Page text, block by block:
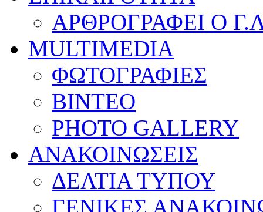
ΑΡΘΡΟΓΡΑΦΕΙ Ο
MULTIMEDIA
ΦΩΤΟΓΡΑΦΙΕΣ
ΒΙΝΤΕΟ
PHOTO GALLERY
ΑΝΑΚΟΙΝΩΣΕΙΣ
ΔΕΛΤΙΑ ΤΥΠΟΥ